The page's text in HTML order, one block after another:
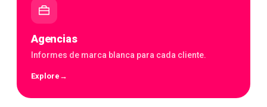
Agencias
Informes de marca blanca para cada cliente.
Explore →